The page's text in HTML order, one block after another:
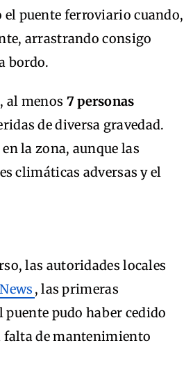
puente ferroviario cuando,
arrastrando consigo
bordo.
, al menos 7 personas
de diversa gravedad.
la zona, aunque las
climáticas adversas y el
las autoridades locales
, las primeras
pudo haber cedido
falta de mantenimiento